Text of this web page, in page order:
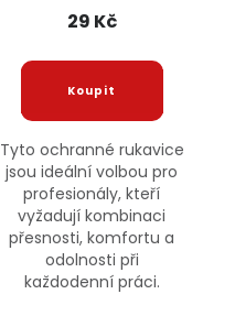
29 Kč
Tyto ochranné rukavice
jsou ideální volbou pro
profesionály, kteří
vyžadují kombinaci
přesnosti, komfortu a
odolnosti při
každodenní práci.